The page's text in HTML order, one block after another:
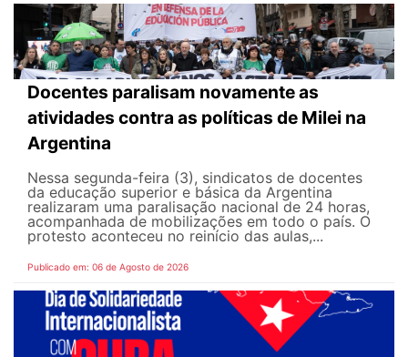
Docentes paralisam novamente as
atividades contra as políticas de Milei na
Argentina
Nessa segunda-feira (3), sindicatos de docentes
da educação superior e básica da Argentina
realizaram uma paralisação nacional de 24 horas,
acompanhada de mobilizações em todo o país. O
protesto aconteceu no reinício das aulas,...
Publicado em: 06 de Agosto de 2026